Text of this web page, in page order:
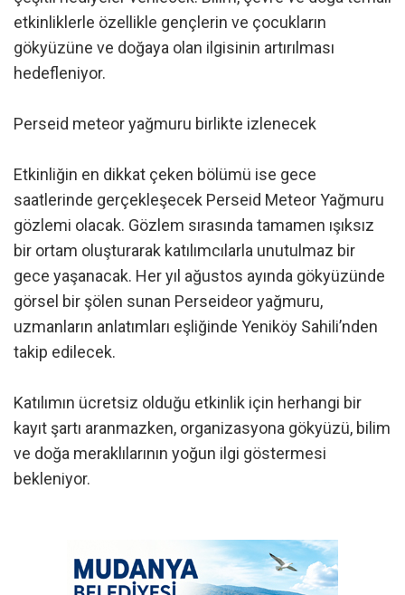
etkinliklerle özellikle gençlerin ve çocukların
gökyüzüne ve doğaya olan ilgisinin artırılması
hedefleniyor.
Perseid meteor yağmuru birlikte izlenecek
Etkinliğin en dikkat çeken bölümü ise gece
saatlerinde gerçekleşecek Perseid Meteor Yağmuru
gözlemi olacak. Gözlem sırasında tamamen ışıksız
bir ortam oluşturarak katılımcılarla unutulmaz bir
gece yaşanacak. Her yıl ağustos ayında gökyüzünde
görsel bir şölen sunan Perseideor yağmuru,
uzmanların anlatımları eşliğinde Yeniköy Sahili’nden
takip edilecek.
Katılımın ücretsiz olduğu etkinlik için herhangi bir
kayıt şartı aranmazken, organizasyona gökyüzü, bilim
ve doğa meraklılarının yoğun ilgi göstermesi
bekleniyor.